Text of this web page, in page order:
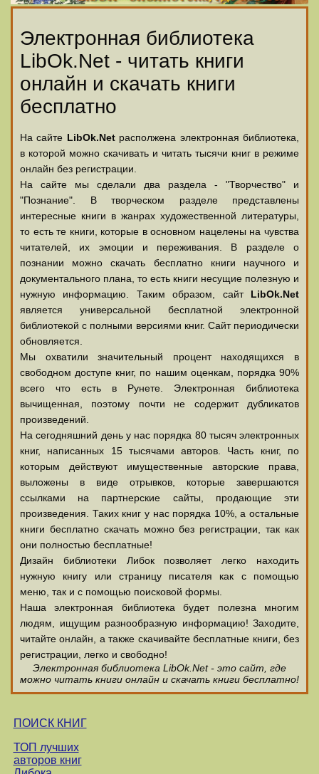
Электронная библиотека
LibOk.Net - читать книги
онлайн и скачать книги
бесплатно
На сайте LibOk.Netрасполжена электронная библиотека,
в которой можно скачивать и читать тысячи книг в режиме
онлайн без регистрации.
На сайте мы сделали два раздела - "Творчество" и
"Познание". В творческом разделе представлены
интересные книги в жанрах художественной литературы,
то есть те книги, которые в основном нацелены на чувства
читателей, их эмоции и переживания. В разделе о
познании можно скачать бесплатно книги научного и
документального плана, то есть книги несущие полезную и
нужную информацию. Таким образом, сайт LibOk.Net
является универсальной бесплатной электронной
библиотекой с полными версиями книг. Сайт периодически
обновляется.
Мы охватили значительный процент находящихся в
свободном доступе книг, по нашим оценкам, порядка 90%
всего что есть в Рунете. Электронная библиотека
вычищенная, поэтому почти не содержит дубликатов
произведений.
На сегодняшний день у нас порядка 80 тысяч электронных
книг, написанных 15 тысячами авторов. Часть книг, по
которым действуют имущественные авторские права,
выложены в виде отрывков, которые завершаются
ссылками на партнерские сайты, продающие эти
произведения. Таких книг у нас порядка 10%, а остальные
книги бесплатно скачать можно без регистрации, так как
они полностью бесплатные!
Дизайн библиотеки Либок позволяет легко находить
нужную книгу или страницу писателя как с помощью
меню, так и с помощью поисковой формы.
Наша электронная библиотека будет полезна многим
людям, ищущим разнообразную информацию! Заходите,
читайте онлайн, а также скачивайте бесплатные книги, без
регистрации, легко и свободно!
Электронная библиотека LibOk.Net - это сайт, где
можно читать книги онлайн и скачать книги бесплатно!
ПОИСК КНИГ
ТОП лучших
авторов книг